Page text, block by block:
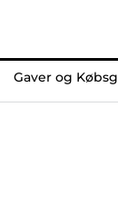
Gaver og